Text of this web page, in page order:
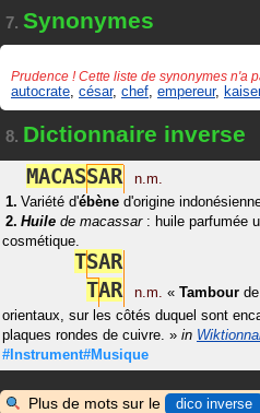
7. Synonymes
Prudence ! Cette liste de synonymes n'a
autocrate césar, chef empereur, kaiser
8. Dictionnaire inverse
MACASSAR
n.m.
Variété d'ébène d'origine
Huile de macassar: huile parfumée
cosmétique.
TSAR
TAR n.m. « Tambour
orientaux, sur les côtés duquel sont
plaques rondes de cuivre. » in
#Instrument#Musique
Plus de mots sur le dico inverse